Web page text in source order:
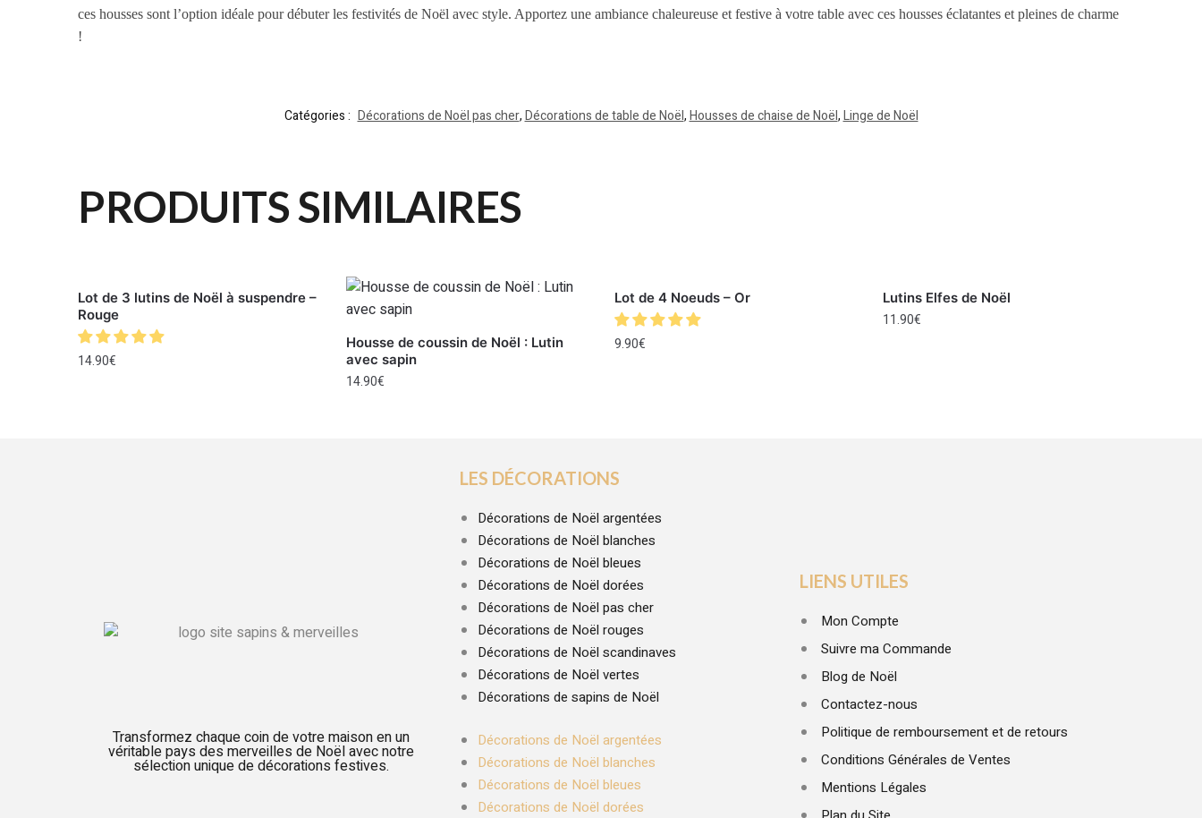
ces housses sont l’option idéale pour débuter les festivités de Noël avec style. Apportez une ambiance chaleureuse et festive à votre table avec ces housses éclatantes et pleines de charme
!
Catégories : Décorations de Noël pas cher,Décorations de table de Noël,Housses de chaise de Noël,Linge de Noël
PRODUITS SIMILAIRES
Lot de 3 lutins de Noël à suspendre –
Rouge
14.90€
Housse de coussin de Noël : Lutin
avec sapin
14.90€
Lot de 4 Noeuds – Or
9.90€
Lutins Elfes de Noël
11.90€
Transformez chaque coin de votre maison en un
véritable pays des merveilles de Noël avec notre
sélection unique de décorations festives.
LES DÉCORATIONS
Décorations de Noël argentées
Décorations de Noël blanches
Décorations de Noël bleues
Décorations de Noël dorées
Décorations de Noël pas cher
Décorations de Noël rouges
Décorations de Noël scandinaves
Décorations de Noël vertes
Décorations de sapins de Noël
Décorations de Noël argentées
Décorations de Noël blanches
Décorations de Noël bleues
Décorations de Noël dorées
LIENS UTILES
Mon Compte
Suivre ma Commande
Blog de Noël
Contactez-nous
Politique de remboursement et de retours
Conditions Générales de Ventes
Mentions Légales